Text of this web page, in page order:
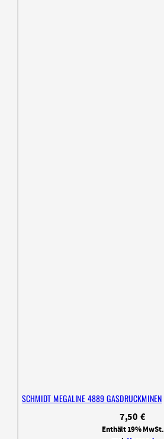
SCHMIDT MEGALINE 4889 GASDRUCKMINEN
7,50€
Enthält 19% MwSt.